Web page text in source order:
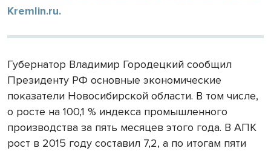
Kremlin.ru.
Губернатор Владимир Городецкий сообщил
Президенту РФ основные экономические
показатели Новосибирской области. В том числе,
о росте на 100,1 % индекса промышленного
производства за пять месяцев этого года. В АПК
рост в 2015 году составил 7,2, а по итогам пяти